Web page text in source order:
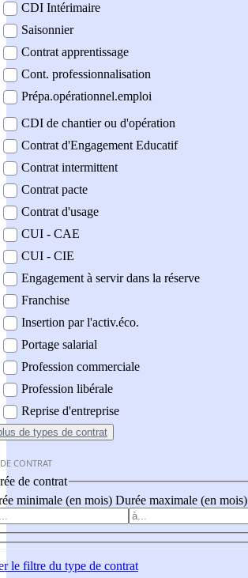
CDI Intérimaire
Saisonnier
Contrat apprentissage
Cont. professionnalisation
Prépa.opérationnel.emploi
CDI de chantier ou d'opération
Contrat d'Engagement Educatif
Contrat intermittent
Contrat pacte
Contrat d'usage
CUI - CAE
CUI - CIE
Engagement à servir dans la réserve
Franchise
Insertion par l'activ.éco.
Portage salarial
Profession commerciale
Profession libérale
Reprise d'entreprise
de types de contrat
CONTRAT
de contrat
minimale (en mois) Durée maximale (en mois)
le filtre du type de contrat